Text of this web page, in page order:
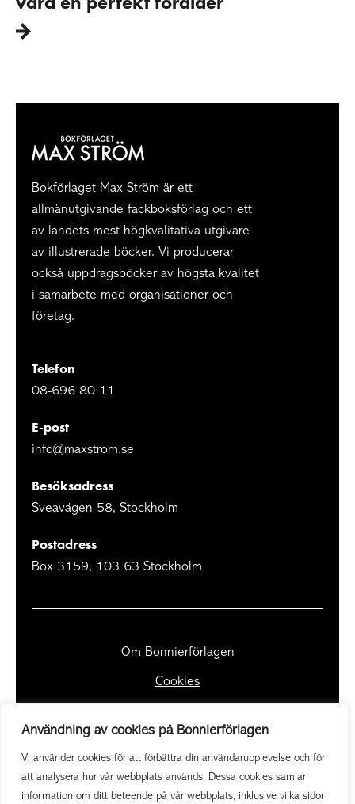
Användning av cookies på Bonnierförlagen
Vi använder cookies för att förbättra din användarupplevelse och för
att analysera hur vår webbplats används. Dessa cookies samlar
information om ditt beteende på vår webbplats, inklusive vilka sidor
Bokförlaget Max Ström är ett
allmänutgivande fackboksförlag och ett
av landets mest högkvalitativa utgivare
av illustrerade böcker. Vi producerar
också uppdragsböcker av högsta kvalitet
i samarbete med organisationer och
företag.
Telefon
08-696 80 11
E-post
info@maxstrom.se
Besöksadress
Sveavägen 58, Stockholm
Postadress
Box 3159, 103 63 Stockholm
Om Bonnierförlagen
Cookies